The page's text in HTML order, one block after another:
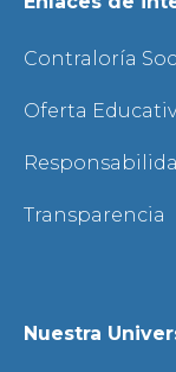
Contraloría
Oferta
Transparencia
Nuestra